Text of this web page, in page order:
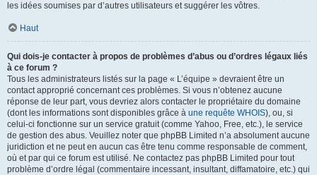
les idées soumises par d’autres utilisateurs et suggérer les vôtres.
Haut
Qui dois-je contacter à propos de problèmes d’abus ou d’ordres légaux liés
à ce forum ?
Tous les administrateurs listés sur la page « L’équipe » devraient être un
contact approprié concernant ces problèmes. Si vous n’obtenez aucune
réponse de leur part, vous devriez alors contacter le propriétaire du domaine
(dont les informations sont disponibles grâce à une requête WHOIS), ou, si
celui-ci fonctionne sur un service gratuit (comme Yahoo, Free, etc.), le service
de gestion des abus. Veuillez noter que phpBB Limited n’a absolument aucune
juridiction et ne peut en aucun cas être tenu comme responsable de comment,
où et par qui ce forum est utilisé. Ne contactez pas phpBB Limited pour tout
problème d’ordre légal (commentaire incessant, insultant, diffamatoire, etc.) qui